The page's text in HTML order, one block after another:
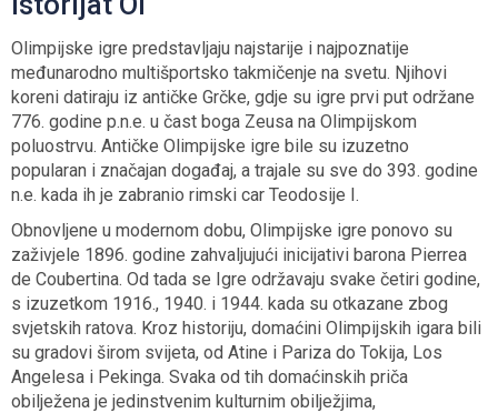
Olimpijske igre predstavljaju najstarije i najpoznatije
međunarodno multišportsko takmičenje na svetu. Njihovi
koreni datiraju iz antičke Grčke, gdje su igre prvi put održane
776. godine p.n.e. u čast boga Zeusa na Olimpijskom
poluostrvu. Antičke Olimpijske igre bile su izuzetno
popularan i značajan događaj, a trajale su sve do 393. godine
n.e. kada ih je zabranio rimski car Teodosije I.
Obnovljene u modernom dobu, Olimpijske igre ponovo su
zaživjele 1896. godine zahvaljujući inicijativi barona Pierrea
de Coubertina. Od tada se Igre održavaju svake četiri godine,
s izuzetkom 1916., 1940. i 1944. kada su otkazane zbog
svjetskih ratova. Kroz historiju, domaćini Olimpijskih igara bili
su gradovi širom svijeta, od Atine i Pariza do Tokija, Los
Angelesa i Pekinga. Svaka od tih domaćinskih priča
obilježena je jedinstvenim kulturnim obilježjima,